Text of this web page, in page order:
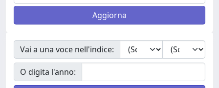
Vai a una voce nell'indice:
O digita l'anno: